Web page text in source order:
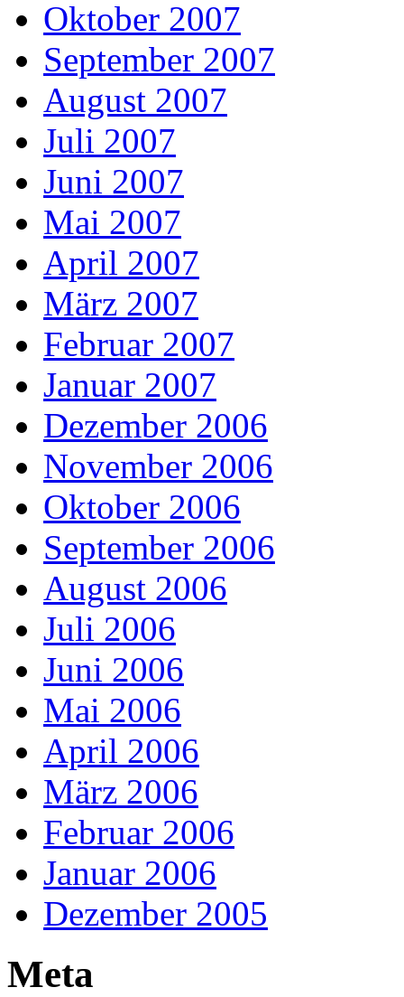
Oktober 2007
September 2007
August 2007
Juli 2007
Juni 2007
Mai 2007
April 2007
März 2007
Februar 2007
Januar 2007
Dezember 2006
November 2006
Oktober 2006
September 2006
August 2006
Juli 2006
Juni 2006
Mai 2006
April 2006
März 2006
Februar 2006
Januar 2006
Dezember 2005
Meta